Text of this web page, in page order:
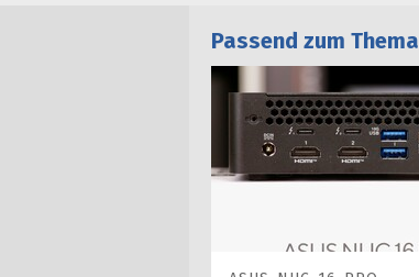
Passend zum Thema